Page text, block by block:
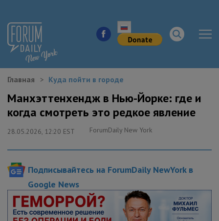
НОВОСТИ ГОРОДА
КУДА ПОЙТИ В ГОРОДЕ
ЗДОРОВЬЕ
ЖИЛЬЕ
ОБРАЗОВАНИЕ
Главная Куда пойти в городе
Манхэттенхендж в Нью-Йорке: где и
когда смотреть это редкое явление
28.05.2026, 12:20 EST ForumDaily New York
Подписывайтесь на ForumDaily NewYork в
Google News